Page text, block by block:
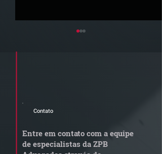
STJ admite
por penosidade e acende
alerta para
Contato
Entre em contato com a equipe
de especialistas da ZPB